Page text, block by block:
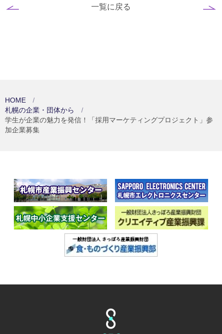
一覧に戻る
HOME
札幌の企業・団体から
学生が企業の魅力を発信！「採用マーケティングプロジェクト」参
加企業募集